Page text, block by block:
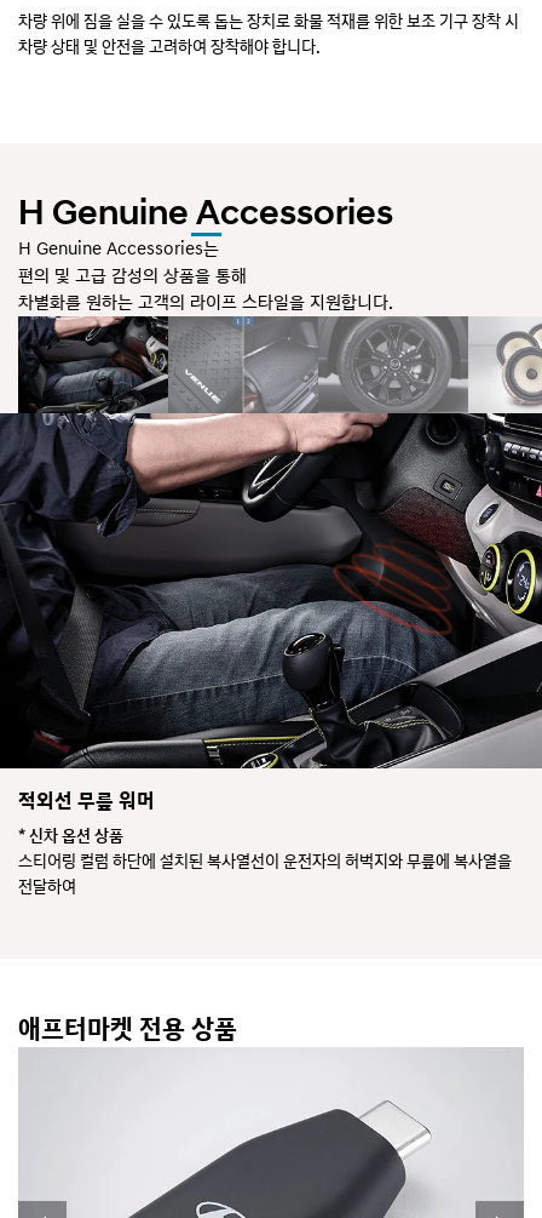
차량 위에 짐을 실을 수 있도록 돕는 장치로 화물 적재를 위한 보조 기구 장착 시
차량 상태 및 안전을 고려하여 장착해야 합니다.
H Genuine Accessories
H Genuine Accessories는
편의 및 고급 감성의 상품을 통해
차별화를 원하는 고객의 라이프 스타일을 지원합니다.
적외선 무릎 워머
* 신차 옵션 상품
스티어링 컬럼 하단에 설치된 복사열선이 운전자의 허벅지와 무릎에 복사열을
전달하여
프로텍션 매트 패키지
* 신차 옵션 상품
* 구성품목
17인치 블랙 알로이 휠
* 신차 옵션 상품
프리미엄 스피커
* 신차 옵션 상품
* 케블라콘
애프터마켓 전용 상품